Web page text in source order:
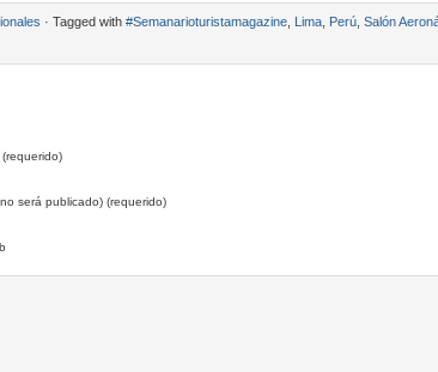
· Tagged with #Semanarioturistamagazine Lima Perú Salón
será publicado) (requerido)